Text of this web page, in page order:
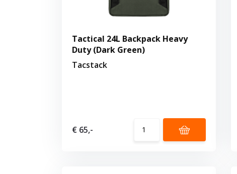
Tactical 24L Backpack Heavy
Duty (Dark Green)
Tacstack
€ 65,-